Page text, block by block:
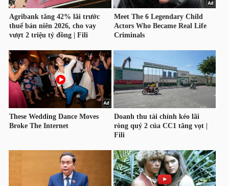
NĂNG
NGUYÊN
VẬT